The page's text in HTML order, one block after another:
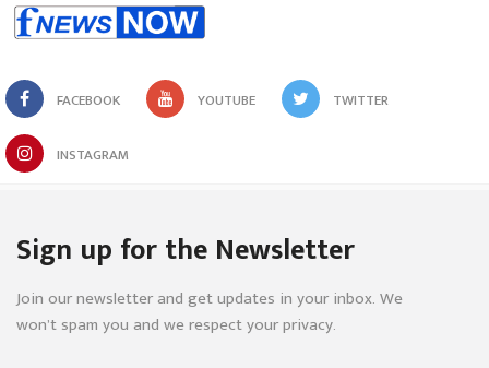
FACEBOOK YOUTUBE TWITTER
INSTAGRAM
Sign up for the Newsletter
Join our newsletter and get updates in your inbox. We
won’t spam you and we respect your privacy.